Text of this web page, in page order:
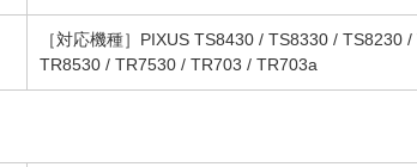
［対応機種］PIXUS TS8430 / TS8330 /
TR8530 / TR7530 / TR703 / TR703a